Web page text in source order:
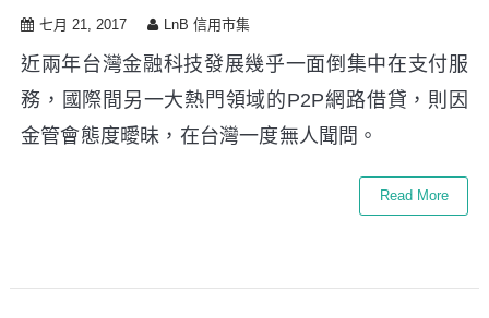
七月 21, 2017 LnB 信用市集
近兩年台灣金融科技發展幾乎一面倒集中在支付服
務，國際間另一大熱門領域的P2P網路借貸，則因
金管會態度曖昧，在台灣一度無人聞問。
Read More